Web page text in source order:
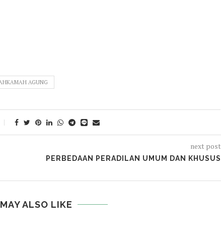
AGUNG
next post
PERBEDAAN PERADILAN UMUM DAN KHUSUS
ALSO LIKE